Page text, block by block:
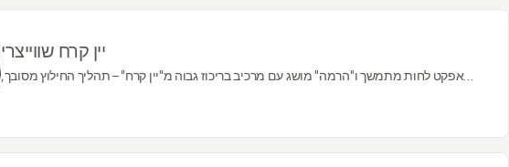
יין קרח שווייצרי
אפקט לחות מתמשך ו"הרמה" מושג עם מרכיב בריכוז גבוה מ"יין קרח" – תהליך החילוץ מסובך,